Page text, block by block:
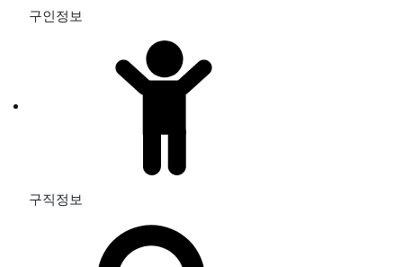
구인정보
구직정보